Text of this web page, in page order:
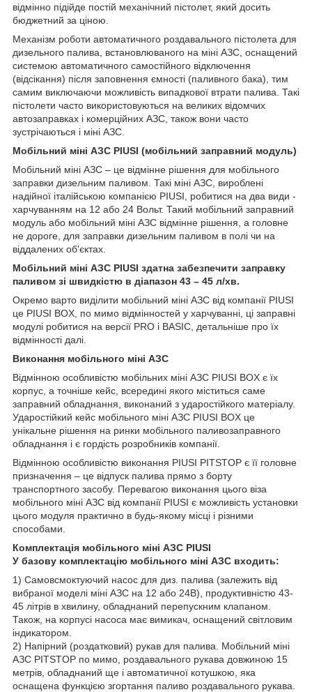
відмінно підійде постій механічний пістолет, який досить
бюджетний за ціною.
Механізм роботи автоматичного роздавального пістолета для
дизельного палива, встановлюваного на міні АЗС, оснащений
системою автоматичного самостійного відключення
(відсікання) після заповнення ємності (паливного бака), тим
самим виключаючи можливість випадкової втрати палива. Такі
пістолети часто використовуються на великих відомчих
автозаправках і комерційних АЗС, також вони часто
зустрічаються і міні АЗС.
Мобільний міні АЗС PIUSI (мобільний заправний модуль)
Мобільний міні АЗС – це відмінне рішення для мобільного
заправки дизельним паливом. Такі міні АЗС, вироблені
надійної італійською компанією PIUSI, робитися на два види -
харчуванням на 12 або 24 Вольт. Такий мобільний заправний
модуль або мобільний міні АЗС відмінне рішення, а головне
не дороге, для заправки дизельним паливом в полі чи на
віддалених об'єктах.
Мобільний міні АЗС PIUSI здатна забезпечити заправку
паливом зі швидкістю в діапазон 43 – 45 л/хв.
Окремо варто виділити мобільний міні АЗС від компанії PIUSI
це PIUSI BOX, по мимо відмінностей у харчуванні, ці заправні
модулі робитися на версії PRO і BASIC, детальніше про їх
відмінності далі.
Виконання мобільного міні АЗС
Відмінною особливістю мобільних міні АЗС PIUSI BOX є їх
корпус, а точніше кейс, всередині якого міститься саме
заправний обладнання, виконаний з ударостійкого матеріалу.
Ударостійкий кейс мобільного міні АЗС PIUSI BOX це
унікальне рішення на ринки мобільного паливозаправного
обладнання і є гордість розробників компанії.
Відмінною особливістю виконання PIUSI PITSTOP є її головне
призначення – це відпуск палива прямо з борту
транспортного засобу. Перевагою виконання цього віза
мобільного міні АЗС від компанії PIUSI є можливість установки
цього модуля практично в будь-якому місці і різними
способами.
Комплектація мобільного міні АЗС PIUSI
У базову комплектацію мобільного міні АЗС входить:
1) Самовсмоктуючий насос для диз. палива (залежить від
вибраної моделі міні АЗС на 12 або 24В), продуктивністю 43-
45 літрів в хвилину, обладнаний перепускним клапаном.
Також, на корпусі насоса має вимикач, оснащений світловим
індикатором.
2) Напірний (роздатковий) рукав для палива. Мобільний міні
АЗС PITSTOP по мимо, роздавального рукава довжиною 15
метрів, обладнаний ще і автоматичної котушкою, яка
оснащена функцією згортання паливо роздавального рукава.